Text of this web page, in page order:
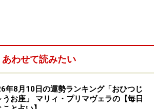
入サイト】
占い関連の商品をチェック！
あわせて読みたい
年8月10日の運勢ランキング「おひつじ
うお座」 マリィ・プリマヴェラの【毎日